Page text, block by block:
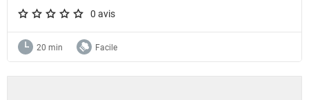
A star rating of 0 out of 5.
0 avis
20 min Facile